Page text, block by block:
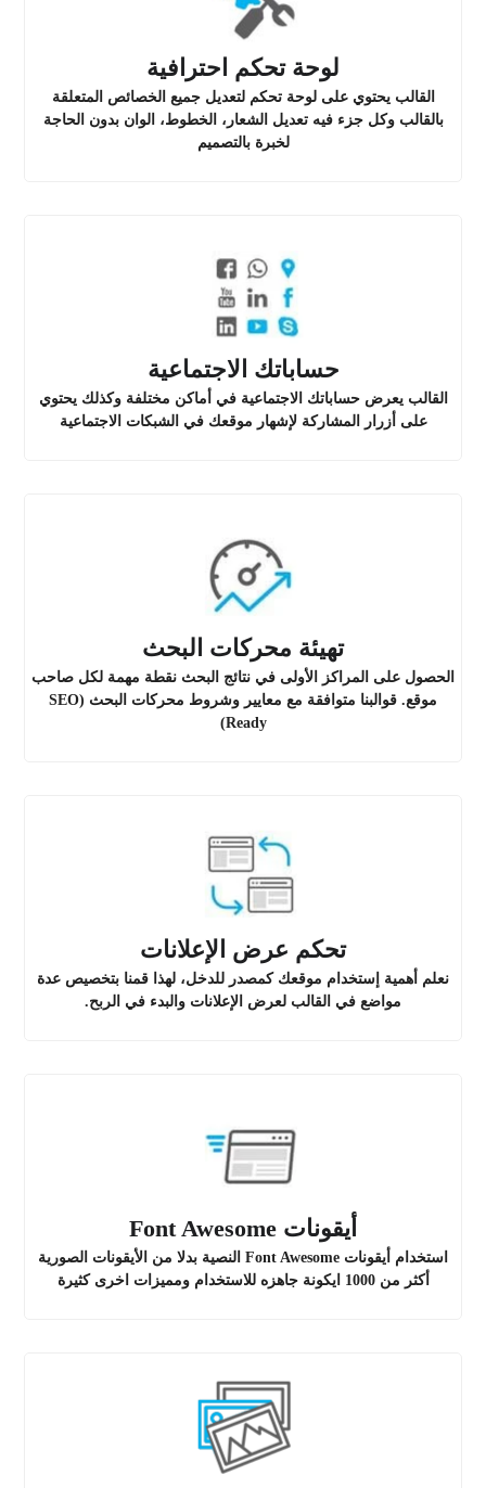
لوحة تحكم احترافية
القالب يحتوي على لوحة تحكم لتعديل جميع الخصائص المتعلقة
بالقالب وكل جزء فيه تعديل الشعار، الخطوط، الوان بدون الحاجة
لخبرة بالتصميم
حساباتك الاجتماعية
القالب يعرض حساباتك الاجتماعية في أماكن مختلفة وكذلك يحتوي
على أزرار المشاركة لإشهار موقعك في الشبكات الاجتماعية
تهيئة محركات البحث
الحصول على المراكز الأولى في نتائج البحث نقطة مهمة لكل صاحب
موقع. قوالبنا متوافقة مع معايير وشروط محركات البحث (SEO
Ready)
تحكم عرض الإعلانات
نعلم أهمية إستخدام موقعك كمصدر للدخل، لهذا قمنا بتخصيص عدة
مواضع في القالب لعرض الإعلانات والبدء في الربح.
أيقونات Font Awesome
استخدام أيقونات Font Awesome النصية بدلا من الأيقونات الصورية
أكثر من 1000 ايكونة جاهزه للاستخدام ومميزات اخرى كثيرة